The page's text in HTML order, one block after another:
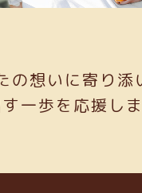
の想いに寄り添
一歩を応援しま